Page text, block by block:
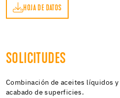
HOJA DE DATOS
SOLICITUDES
Combinación de aceites líquidos y
acabado de superficies.